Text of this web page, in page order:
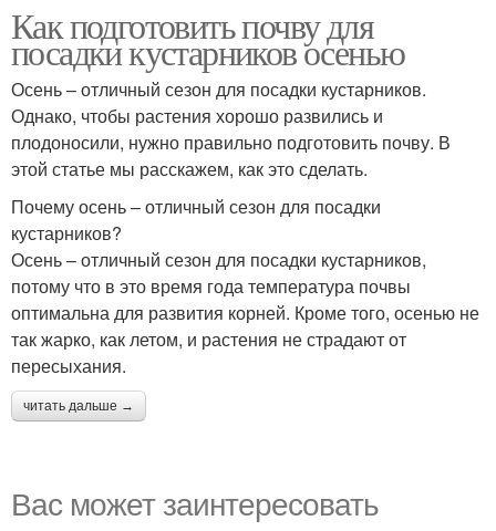
Как подготовить почву для
посадки кустарников осенью
Осень – отличный сезон для посадки кустарников.
Однако, чтобы растения хорошо развились и
плодоносили, нужно правильно подготовить почву. В
этой статье мы расскажем, как это сделать.
Почему осень – отличный сезон для посадки
кустарников?
Осень – отличный сезон для посадки кустарников,
потому что в это время года температура почвы
оптимальна для развития корней. Кроме того, осенью не
так жарко, как летом, и растения не страдают от
пересыхания.
читать дальше →
Вас может заинтересовать